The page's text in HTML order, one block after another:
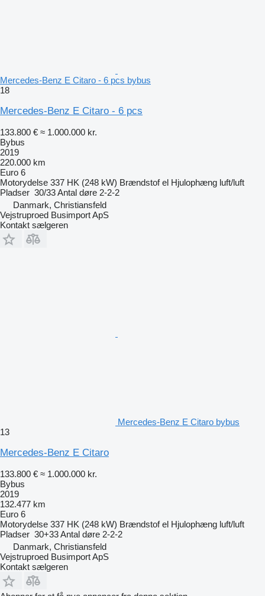
Mercedes-Benz E Citaro - 6 pcs bybus
18
Mercedes-Benz E Citaro - 6 pcs
133.800 € ≈ 1.000.000 kr.
Bybus
2019
220.000 km
Euro 6
Motorydelse 337 HK (248 kW) Brændstof el Hjulophæng luft/luft
Pladser 30/33Antal døre 2-2-2
Danmark, Christiansfeld
Vejstruproed Busimport ApS
Kontakt sælgeren
Mercedes-Benz E Citaro bybus
13
Mercedes-Benz E Citaro
133.800 € ≈ 1.000.000 kr.
Bybus
2019
132.477 km
Euro 6
Motorydelse 337 HK (248 kW) Brændstof el Hjulophæng luft/luft
Pladser 30+33Antal døre 2-2-2
Danmark, Christiansfeld
Vejstruproed Busimport ApS
Kontakt sælgeren